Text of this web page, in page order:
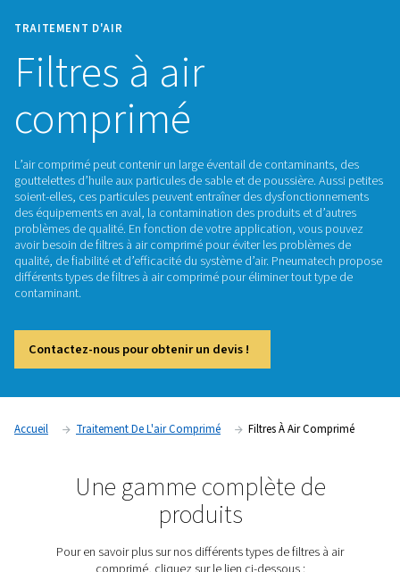
Filtres à air
comprimé
gouttelettes d’huile aux particules de sable et de
soient-elles, ces particules peuvent entraîner des
problèmes de qualité. En fonction de votre application,
avoir besoin de filtres à air comprimé pour éviter les
qualité, de fiabilité et d’efficacité du système d’air.
contaminant.
Contactez-nous pour obtenir un devis !